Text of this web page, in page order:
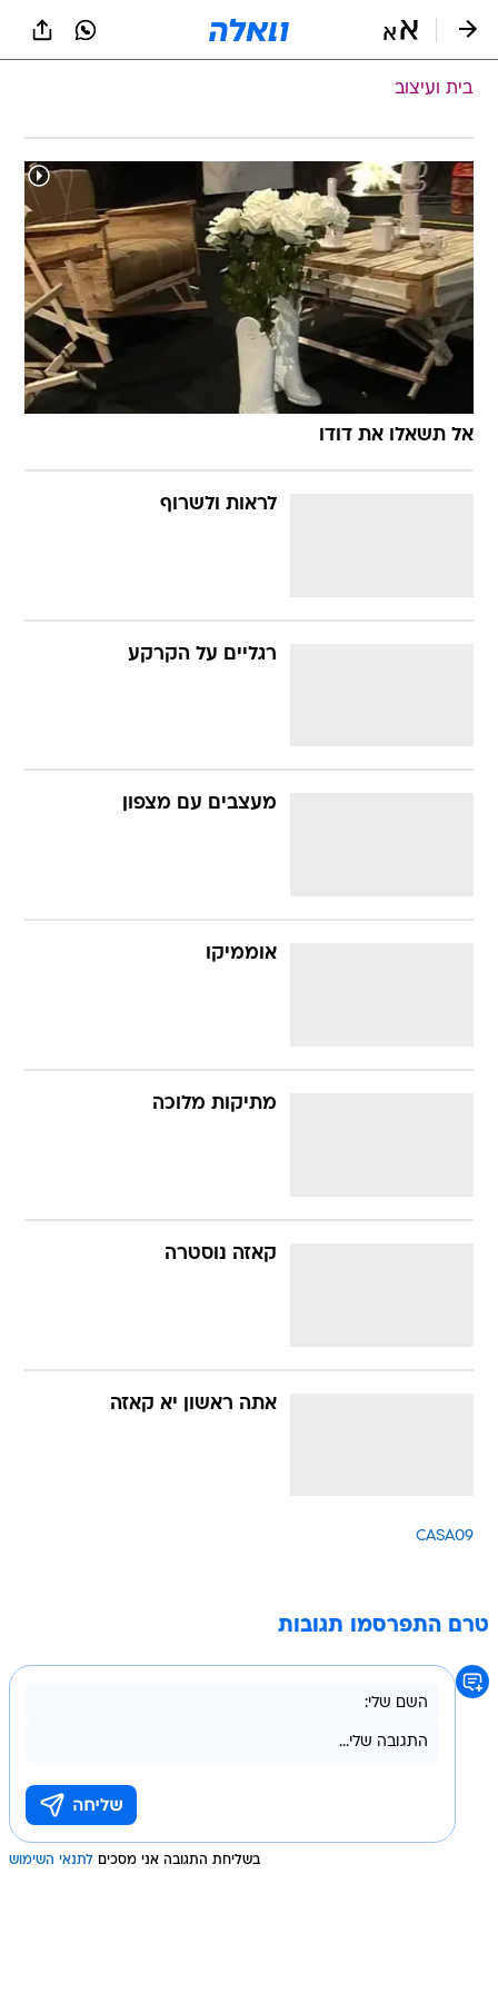
בית ועיצוב
אל תשאלו את דודו
לראות ולשרוף
רגליים על הקרקע
מעצבים עם מצפון
אוממיקו
מתיקות מלוכה
קאזה נוסטרה
אתה ראשון יא קאזה
CASA09
טרם התפרסמו תגובות
בשליחת התגובה אני מסכים לתנאי השימוש